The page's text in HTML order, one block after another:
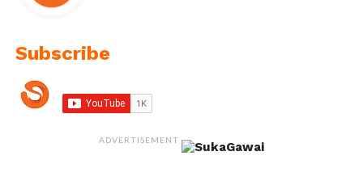
Subscribe
ADVERTISEMENT